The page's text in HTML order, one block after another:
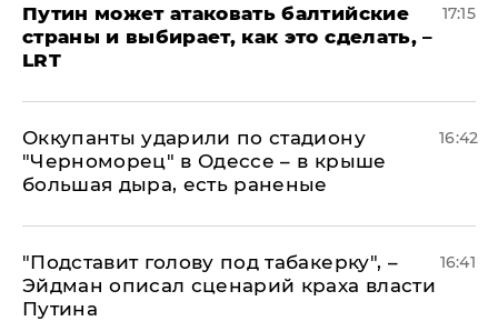
Путин может атаковать балтийские
страны и выбирает, как это сделать, –
LRT
17:15
Оккупанты ударили по стадиону
"Черноморец" в Одессе – в крыше
большая дыра, есть раненые
16:42
​"Подставит голову под табакерку", –
Эйдман описал сценарий краха власти
Путина
16:41